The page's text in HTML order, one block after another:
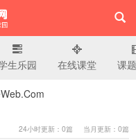
业网
生乐园 在线课堂 课
24小时更新：0篇 当月更新：0篇